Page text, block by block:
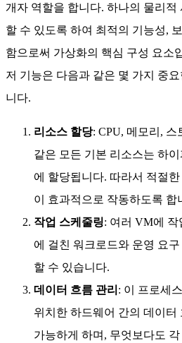
개자 역할을 합니다. 하나의 물리적
할 수 있도록 하여 최적의 기능성,
함으로써 가상화의 핵심 구성 요소
저 기능은 다음과 같은 몇 가지 중
니다.
리소스 할당: CPU, 메모리,
같은 모든 기본 리소스는 하
에 할당됩니다. 따라서 적절
이 효과적으로 작동하도록 합
작업 스케줄링: 여러 VM에
에 걸친 워크로드와 운영 요
할 수 있습니다.
데이터 흐름 관리 : 이 프로세
위치한 하드웨어 간의 데이터
가능하게 하며, 무엇보다도